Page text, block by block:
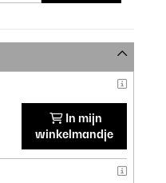
In mijn
winkelmandje